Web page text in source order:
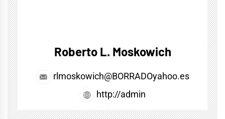
Roberto L. Moskowich
rlmoskowich@BORRADOyahoo.es
http://admin